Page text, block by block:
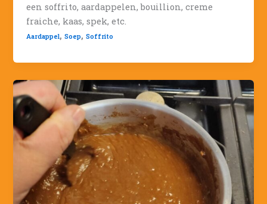
een soffrito, aardappelen, bouillion, creme
fraiche, kaas, spek, etc.
Aardappel,Soep,Soffrito